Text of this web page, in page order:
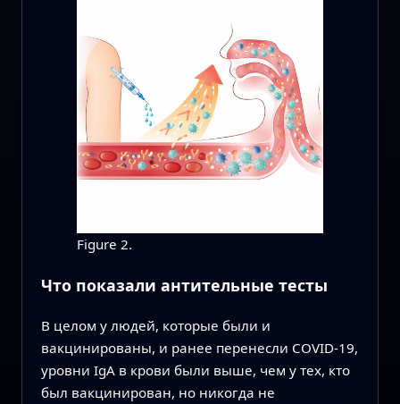
Figure 2.
Что показали антительные тесты
В целом у людей, которые были и
вакцинированы, и ранее перенесли COVID-19,
уровни IgA в крови были выше, чем у тех, кто
был вакцинирован, но никогда не